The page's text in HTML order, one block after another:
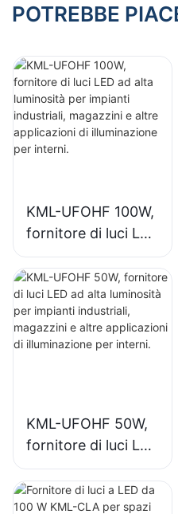
POTREBBE
KML-UFOHF 100W,
fornitore di luci LED
ad alta luminosità
per impianti
industriali,
magazzini e altre
applicazioni di
KML-UFOHF 50W,
fornitore di luci LED
ad alta luminosità
per impianti
industriali,